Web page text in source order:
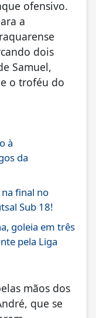
ofensivo.
a
dois
Samuel,
o troféu do
à
da
final no
Sub 18!
goleia em três
pela Liga
mãos dos
que se